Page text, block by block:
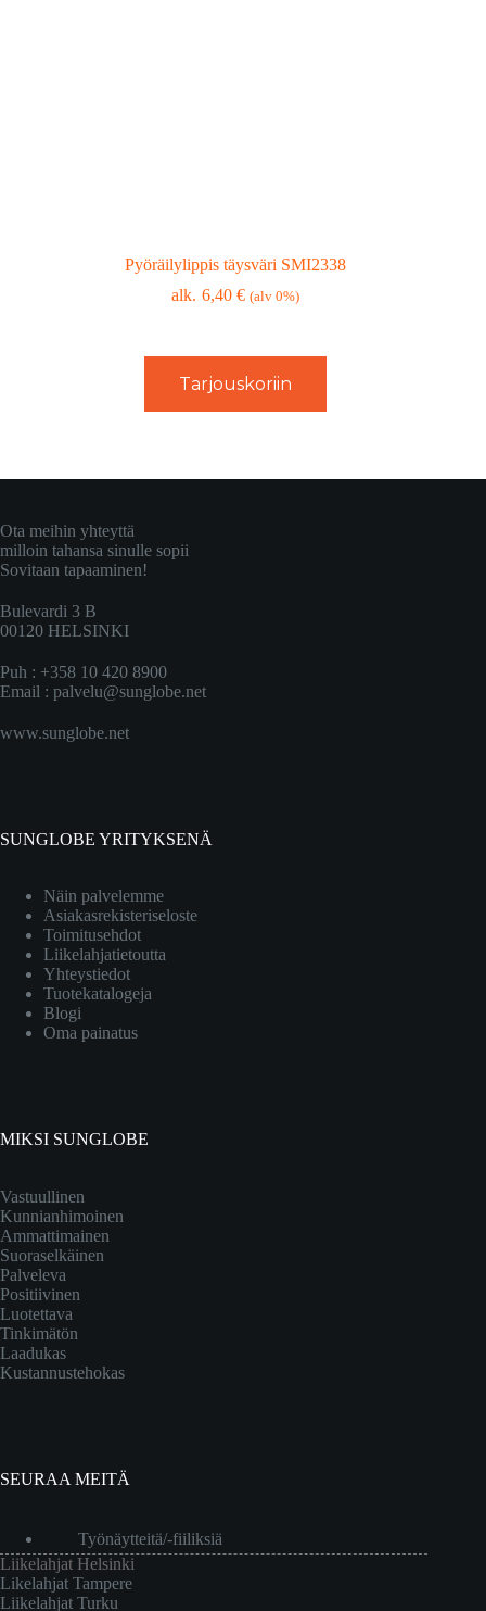
Pyöräilylippis täysväri SMI2338
6,40€ (alv 0%)
Tarjouskoriin
Ota meihin yhteyttä
milloin tahansa sinulle sopii
Sovitaan tapaaminen!
Bulevardi 3 B
00120 HELSINKI
Puh : +358 10 420 8900
Email : palvelu@sunglobe.net
www.sunglobe.net
SUNGLOBE YRITYKSENÄ
Näin palvelemme
Asiakasrekisteriseloste
Toimitusehdot
Liikelahjatietoutta
Yhteystiedot
Tuotekatalogeja
Blogi
Oma painatus
MIKSI SUNGLOBE
Vastuullinen
Kunnianhimoinen
Ammattimainen
Suoraselkäinen
Palveleva
Positiivinen
Luotettava
Tinkimätön
Laadukas
Kustannustehokas
SEURAA MEITÄ
Työnäytteitä/-fiiliksiä
Liikelahjat Helsinki
Likelahjat Tampere
Liikelahjat Turku